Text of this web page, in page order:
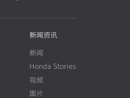
新闻资讯
新闻
Honda Stories
视频
图片